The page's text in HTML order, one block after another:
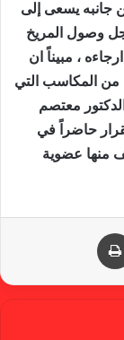
جانبه يسعى إلى
وصول المريخ
، مبيناً ان
من المكاسب التي
معتصم
حاضراً في
منها عضوية